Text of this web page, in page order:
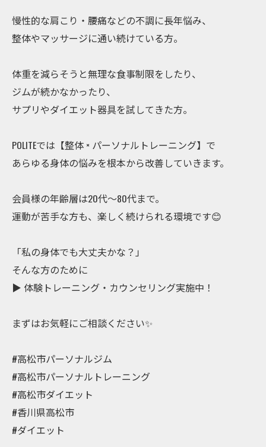
慢性的な肩こり・腰痛などの不調に長年悩み、
整体やマッサージに通い続けている方。
体重を減らそうと無理な食事制限をしたり、
ジムが続かなかったり、
サプリやダイエット器具を試してきた方。
POLITEでは【整体 × パーソナルトレーニング】で
あらゆる身体の悩みを根本から改善していきます。
会員様の年齢層は20代〜80代まで。
運動が苦手な方も、楽しく続けられる環境です😊
「私の身体でも大丈夫かな？」
そんな方のために
▶︎ 体験トレーニング・カウンセリング実施中！
まずはお気軽にご相談ください✨
#高松市パーソナルジム
#高松市パーソナルトレーニング
#高松市ダイエット
#香川県高松市
#ダイエット